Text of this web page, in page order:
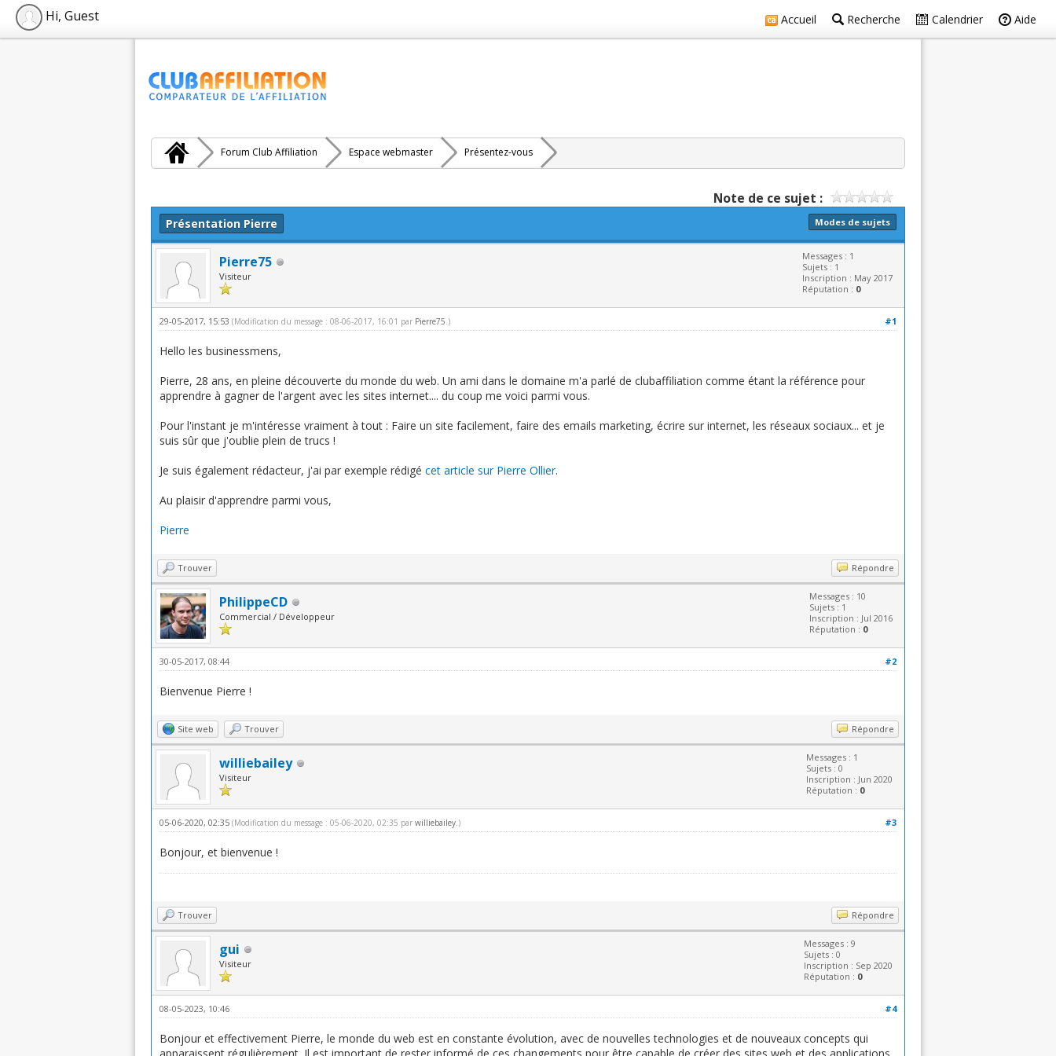
Accueil Recherche Calendrier Aide
Hi, Guest
Forum Club Affiliation Espace webmaster Présentez-vous
Note de ce sujet :
Modes de sujets
Présentation Pierre
Pierre75
Visiteur
Messages : 1
Sujets : 1
Inscription : May 2017
Réputation : 0
#1
29-05-2017, 15:53 (Modification du message : 08-06-2017, 16:01 par Pierre75.)
Hello les businessmens,
Pierre, 28 ans, en pleine découverte du monde du web. Un ami dans le domaine m'a parlé de clubaffiliation comme étant la référence pour
apprendre à gagner de l'argent avec les sites internet.... du coup me voici parmi vous.
Pour l'instant je m'intéresse vraiment à tout : Faire un site facilement, faire des emails marketing, écrire sur internet, les réseaux sociaux... et je
suis sûr que j'oublie plein de trucs !
Je suis également rédacteur, j'ai par exemple rédigé cet article sur Pierre Ollier.
Au plaisir d'apprendre parmi vous,
Pierre
Trouver Répondre
PhilippeCD
Commercial / Développeur
Messages : 10
Sujets : 1
Inscription : Jul 2016
Réputation : 0
#2
30-05-2017, 08:44
Bienvenue Pierre !
Site web Trouver Répondre
williebailey
Visiteur
Messages : 1
Sujets : 0
Inscription : Jun 2020
Réputation : 0
#3
05-06-2020, 02:35 (Modification du message : 05-06-2020, 02:35 par williebailey.)
Bonjour, et bienvenue !
Trouver Répondre
gui
Visiteur
Messages : 9
Sujets : 0
Inscription : Sep 2020
Réputation : 0
#4
08-05-2023, 10:46
Bonjour et effectivement Pierre, le monde du web est en constante évolution, avec de nouvelles technologies et de nouveaux concepts qui